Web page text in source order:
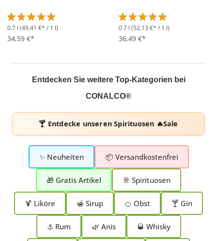
Durchschnittliche Bewertung von 5 von 5 Sternen
0.7 l (49,41 €* / 1 l)
34,59 €*
Durchschnittliche
0.7 l (52,13 €* / 1 l)
36,49 €*
Entdecken Sie weitere Top-Kategorien bei
CONALCO®
🍸 Entdecke unserenSpirituosen 🔥Sale
✨ Neuheiten 📦 Versandkostenfrei
🎁 Gratis Artikel 🥂 Spirituosen
🍹 Liköre 🍯 Sirup 🍊 Obst 🍸 Gin
⚓ Rum 🌿 Anis 🥃 Whisky